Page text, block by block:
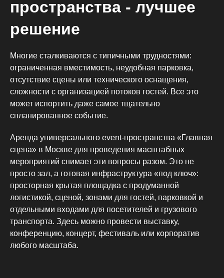
пространства - лучшее
решение
Многие сталкиваются с типичными трудностями:
ограниченная вместимость, неудобная парковка,
отсутствие сцены или технического оснащения,
сложности с организацией потоков гостей. Все это
может испортить даже самое тщательно
спланированное событие.
Аренда универсального event-пространства «Главная
сцена» в Москве для проведения масштабных
мероприятий снимает эти вопросы разом. Это не
просто зал, а готовая инфраструктура «под ключ»:
просторная крытая площадка с продуманной
логистикой, сценой, зонами для гостей, парковкой и
отдельными входами для посетителей и грузового
транспорта. Здесь можно провести выставку,
конференцию, концерт, фестиваль или корпоратив
любого масштаба.